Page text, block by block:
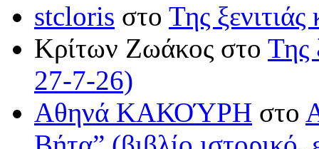
stcloris στο Της
Κρίτων Ζωάκος στο Της
27-7-26)
Αθηνά ΚΑΚΟΎΡΗ στο